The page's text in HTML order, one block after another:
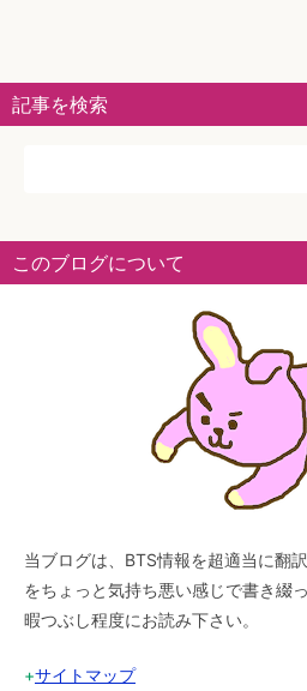
ビ
ョ
記事を検索
このブログについて
当ブログは、BTS情報を超適当に翻
をちょっと気持ち悪い感じで書き綴
暇つぶし程度にお読み下さい。
+サイトマップ